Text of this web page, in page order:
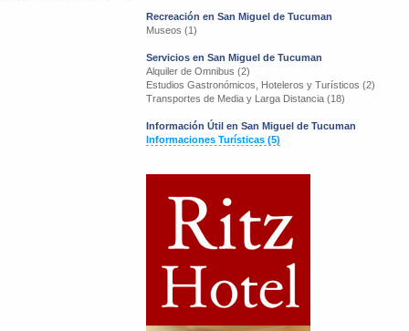
Recreación en San Miguel de Tucuman
Museos (1)
Servicios en San Miguel de Tucuman
Alquiler de Omnibus (2)
Estudios Gastronómicos, Hoteleros y Turísticos (2)
Transportes de Media y Larga Distancia (18)
Información Útil en San Miguel de Tucuman
Informaciones Turísticas (5)